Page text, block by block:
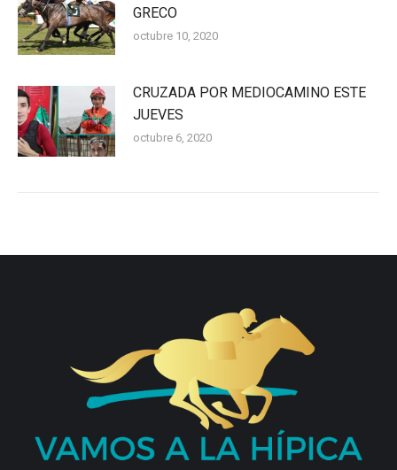
GRECO
octubre 10, 2020
CRUZADA POR MEDIOCAMINO ESTE
JUEVES
octubre 6, 2020